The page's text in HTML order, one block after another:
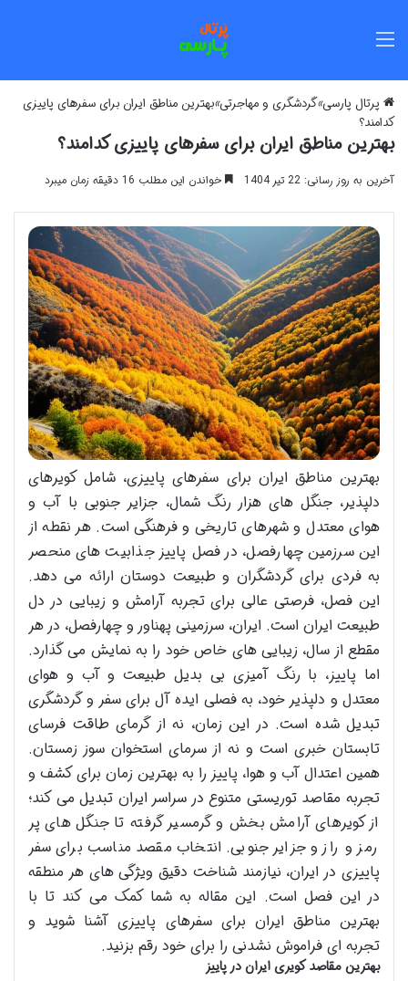
پرتال پارسی»گردشگری و مهاجرتی»بهترین مناطق ایران برای سفرهای پاییزی
کدامند؟
بهترین مناطق ایران برای سفرهای پاییزی کدامند؟
آخرین به روز رسانی: 22 تیر 1404 خواندن این مطلب 16 دقیقه زمان میبرد
بهترین مناطق ایران برای سفرهای پاییزی، شامل کویرهای
دلپذیر، جنگل های هزار رنگ شمال، جزایر جنوبی با آب و
هوای معتدل و شهرهای تاریخی و فرهنگی است. هر نقطه از
این سرزمین چهارفصل، در فصل پاییز جذابیت های منحصر
به فردی برای گردشگران و طبیعت دوستان ارائه می دهد.
این فصل، فرصتی عالی برای تجربه آرامش و زیبایی در دل
طبیعت ایران است. ایران، سرزمینی پهناور و چهارفصل، در هر
مقطع از سال، زیبایی های خاص خود را به نمایش می گذارد.
اما پاییز، با رنگ آمیزی بی بدیل طبیعت و آب و هوای
معتدل و دلپذیر خود، به فصلی ایده آل برای سفر و گردشگری
تبدیل شده است. در این زمان، نه از گرمای طاقت فرسای
تابستان خبری است و نه از سرمای استخوان سوز زمستان.
همین اعتدال آب و هوا، پاییز را به بهترین زمان برای کشف و
تجربه مقاصد توریستی متنوع در سراسر ایران تبدیل می کند؛
از کویرهای آرامش بخش و گرمسیر گرفته تا جنگل های پر
رمز و راز و جزایر جنوبی. انتخاب مقصد مناسب برای سفر
پاییزی در ایران، نیازمند شناخت دقیق ویژگی های هر منطقه
در این فصل است. این مقاله به شما کمک می کند تا با
بهترین مناطق ایران برای سفرهای پاییزی آشنا شوید و
تجربه ای فراموش نشدنی را برای خود رقم بزنید.
بهترین مقاصد کویری ایران در پاییز